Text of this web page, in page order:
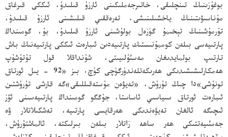
بوغۇزىنىڭ تىنچلىقى، خاتىرجەملىكىنى ئارزۇ قىلىدۇ، ئىككى قىرغاق
مۇناسىۋىتىنىڭ ياخشىلىنىشى، تەرەققىي قىلىشىنى ئارزۇ قىلىدۇ،
تۇرمۇشىنىڭ تېخىمۇ گۈزەل بولۇشىنى ئارزۇ قىلىدۇ، بۇ، گومىنداڭ
پارتىيەسى بىلەن كوممۇنىستىك پارتىيەدىن ئىبارەت ئىككى پارتىيەنىڭ باش
تارتىپ بولمايدىغان مەسئۇلىيىتى، شۇنداقلا قول تۇتۇشۇپ
ھەمكارلىشىشىدىكى ھەرىكەتلەندۈرگۈچى كۈچ. بىز «92 - يىل ئورتاق
تونۇشى»دا چىڭ تۇرۇش، «تەيۋەن مۇستەقىللىقى»گە قارشى تۇرۇشتىن
ئىبارەت ئورتاق سىياسىي ئاساستا، جۇڭگو گومىنداڭ پارتىيەسىنى ئۆز
ئىچىگە ئالغان تەيۋەندىكى ھەرقايسى پارتىيە، تەشكىلاتلار ۋە
جەمئىيەتتىكى ھەر ساھە زاتلار بىلەن بىرلىكتە، ئالماشتۇرۇش،